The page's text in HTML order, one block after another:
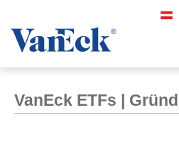
VanEck ETFs |